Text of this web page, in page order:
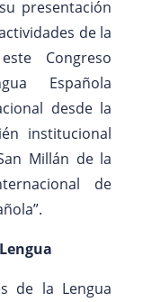
presentación
de la
Congreso
Española
desde la
institucional
Millán de la
de
de la Lengua